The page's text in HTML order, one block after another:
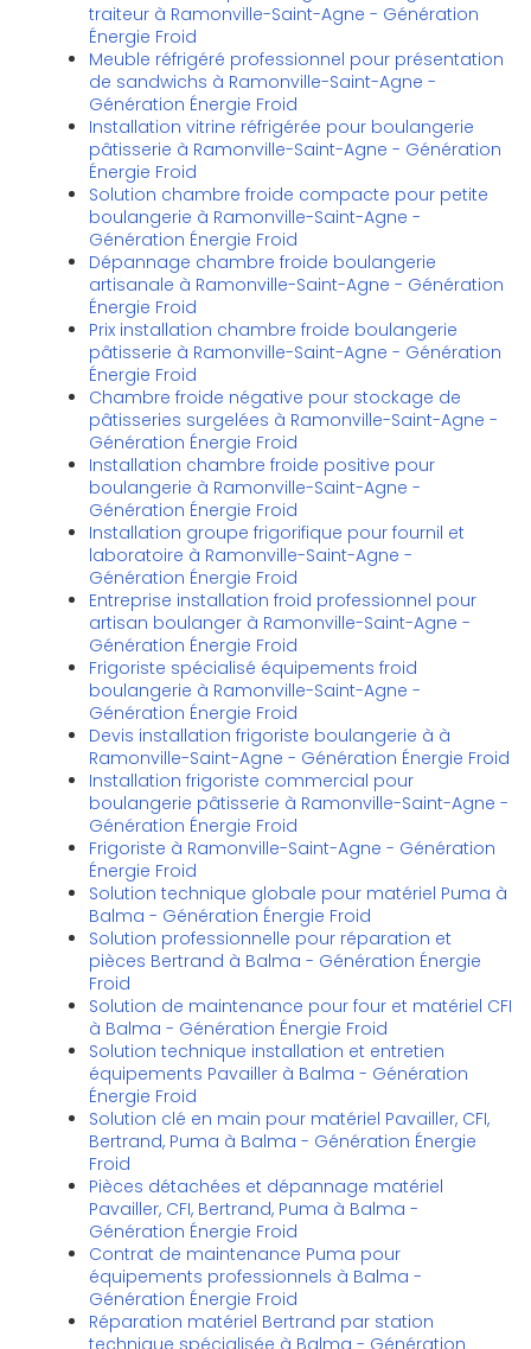
traiteur à Ramonville-Saint-Agne - Génération
Énergie Froid
Meuble réfrigéré professionnel pour présentation
de sandwichs à Ramonville-Saint-Agne -
Génération Énergie Froid
Installation vitrine réfrigérée pour boulangerie
pâtisserie à Ramonville-Saint-Agne - Génération
Énergie Froid
Solution chambre froide compacte pour petite
boulangerie à Ramonville-Saint-Agne -
Génération Énergie Froid
Dépannage chambre froide boulangerie
artisanale à Ramonville-Saint-Agne - Génération
Énergie Froid
Prix installation chambre froide boulangerie
pâtisserie à Ramonville-Saint-Agne - Génération
Énergie Froid
Chambre froide négative pour stockage de
pâtisseries surgelées à Ramonville-Saint-Agne -
Génération Énergie Froid
Installation chambre froide positive pour
boulangerie à Ramonville-Saint-Agne -
Génération Énergie Froid
Installation groupe frigorifique pour fournil et
laboratoire à Ramonville-Saint-Agne -
Génération Énergie Froid
Entreprise installation froid professionnel pour
artisan boulanger à Ramonville-Saint-Agne -
Génération Énergie Froid
Frigoriste spécialisé équipements froid
boulangerie à Ramonville-Saint-Agne -
Génération Énergie Froid
Devis installation frigoriste boulangerie à à
Ramonville-Saint-Agne - Génération Énergie Froid
Installation frigoriste commercial pour
boulangerie pâtisserie à Ramonville-Saint-Agne -
Génération Énergie Froid
Frigoriste à Ramonville-Saint-Agne - Génération
Énergie Froid
Solution technique globale pour matériel Puma à
Balma - Génération Énergie Froid
Solution professionnelle pour réparation et
pièces Bertrand à Balma - Génération Énergie
Froid
Solution de maintenance pour four et matériel CFI
à Balma - Génération Énergie Froid
Solution technique installation et entretien
équipements Pavailler à Balma - Génération
Énergie Froid
Solution clé en main pour matériel Pavailler, CFI,
Bertrand, Puma à Balma - Génération Énergie
Froid
Pièces détachées et dépannage matériel
Pavailler, CFI, Bertrand, Puma à Balma -
Génération Énergie Froid
Contrat de maintenance Puma pour
équipements professionnels à Balma -
Génération Énergie Froid
Réparation matériel Bertrand par station